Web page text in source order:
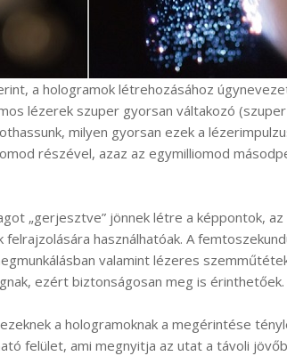
a hologramok létrehozásához
lézerek szuper gyorsan váltakozó
milyen gyorsan ezek a
részével, azaz az egymilliomod
„gerjesztve” jönnek létre a képpontok,
felrajzolására használhatóak. A
valamint lézeres
ezért biztonságosan meg is érinthetőek.
a hologramoknak a megérintése
felület, ami megnyitja az utat a távoli